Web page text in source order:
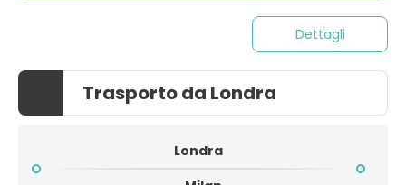
Dettagli
Trasporto da Londra
Londra